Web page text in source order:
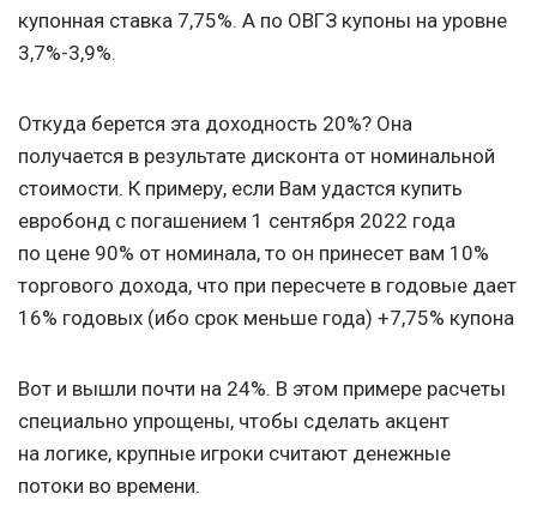
купонная ставка 7,75%. А по ОВГЗ купоны на уровне
3,7%-3,9%.
Откуда берется эта доходность 20%? Она
получается в результате дисконта от номинальной
стоимости. К примеру, если Вам удастся купить
евробонд с погашением 1 сентября 2022 года
по цене 90% от номинала, то он принесет вам 10%
торгового дохода, что при пересчете в годовые дает
16% годовых (ибо срок меньше года) +7,75% купона
Вот и вышли почти на 24%. В этом примере расчеты
специально упрощены, чтобы сделать акцент
на логике, крупные игроки считают денежные
потоки во времени.